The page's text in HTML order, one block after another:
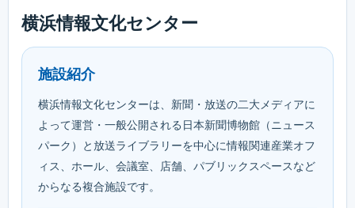
横浜情報文化センター
施設紹介
横浜情報文化センターは、新聞・放送の二大メディアに
よって運営・一般公開される日本新聞博物館（ニュース
パーク）と放送ライブラリーを中心に情報関連産業オフ
ィス、ホール、会議室、店舗、パブリックスペースなど
からなる複合施設です。